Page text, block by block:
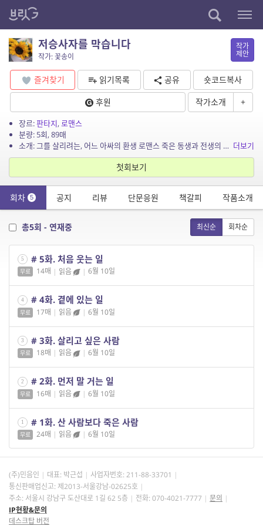
저승사자를 막습니다
작가: 꽃송이
작가
제안
즐겨찾기 읽기목록 공유
숏코드복사
후원
작가소개 +
장르:판타지,로맨스
분량: 5회, 89매
소개: 그를 살리려는, 어느 아싸의 환생 로맨스 죽은 동생과 전생의 연인 사이, 그녀는 저승사자를 막기로 했다. 더보기
첫회보기
회차 5 공지 리뷰 단문응원 책갈피 작품소개
총5회 - 연재중 최신순 회차순
5 # 5화. 처음 웃는 일
무료 14매 | 읽음 | 6월 10일
4 # 4화. 곁에 있는 일
무료 17매 | 읽음 | 6월 10일
3 # 3화. 살리고 싶은 사람
무료 18매 | 읽음 | 6월 10일
2 # 2화. 먼저 말 거는 일
무료 16매 | 읽음 | 6월 10일
1 # 1화. 산 사람보다 죽은 사람
무료 24매 | 읽음 | 6월 10일
(주)민음인 대표: 박근섭 사업자번호: 211-88-33701
통신판매업신고: 제2013-서울강남-02625호
주소: 서울시 강남구 도산대로 1길 62 5층
전화: 070-4021-7777
문의
IP현황&문의
데스크탑 버전